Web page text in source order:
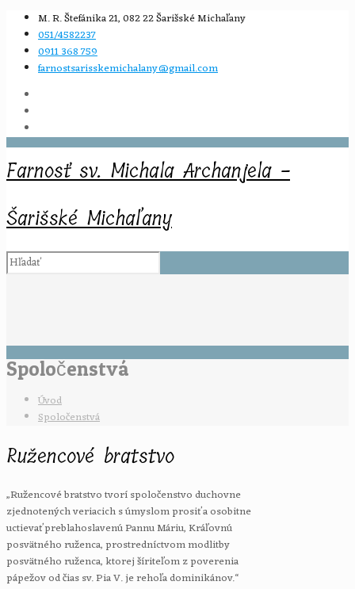
M. R. Štefánika 21, 082 22 Šarišské Michaľany
051/4582237
0911 368 759
farnostsarisskemichalany@gmail.com
Farnosť sv. Michala Archanjela -
Šarišské Michaľany
Spoločenstvá
Úvod
Spoločenstvá
Ružencové bratstvo
„Ružencové bratstvo tvorí spoločenstvo duchovne
zjednotených veriacich s úmyslom prosiť a osobitne
uctievať preblahoslavenú Pannu Máriu, Kráľovnú
posvätného ruženca, prostredníctvom modlitby
posvätného ruženca, ktorej šíriteľom z poverenia
pápežov od čias sv. Pia V. je rehoľa dominikánov.“